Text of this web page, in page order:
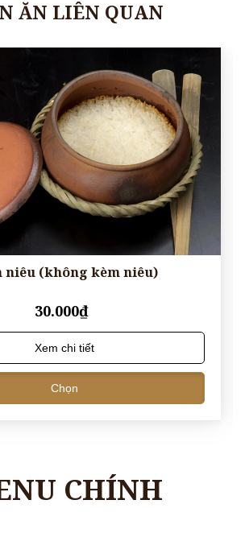
ĂN LIÊN QUAN
niêu (không kèm niêu)
30.000₫
Xem chi tiết
Chọn
CHÍNH